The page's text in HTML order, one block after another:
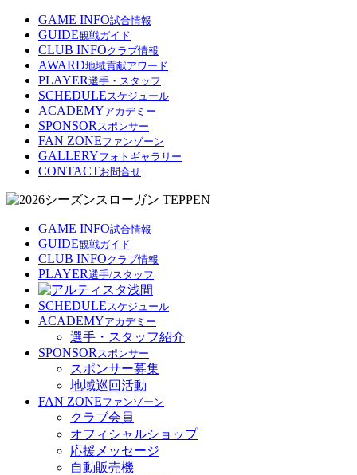
GAME INFO試合情報
GUIDE観戦ガイド
CLUB INFOクラブ情報
AWARD地域貢献アワード
PLAYER選手・スタッフ
SCHEDULEスケジュール
ACADEMYアカデミー
SPONSOR スポンサー
FAN ZONEファンゾーン
GALLERYフォトギャラリー
CONTACTお問合せ
GAME INFO試合情報
GUIDE観戦ガイド
CLUB INFOクラブ情報
PLAYER選手/スタッフ
SCHEDULEスケジュール
ACADEMYアカデミー
選手・スタッフ紹介
SPONSOR スポンサー
スポンサー募集
地域巡回活動
FAN ZONEファンゾーン
クラブ会員
オフィシャルショップ
応援メッセージ
自動販売機